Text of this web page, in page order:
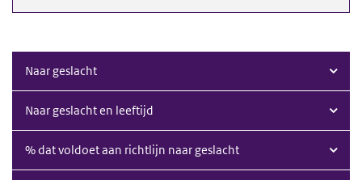
Naar geslacht
Naar geslacht en leeftijd
% dat voldoet aan richtlijn naar geslacht